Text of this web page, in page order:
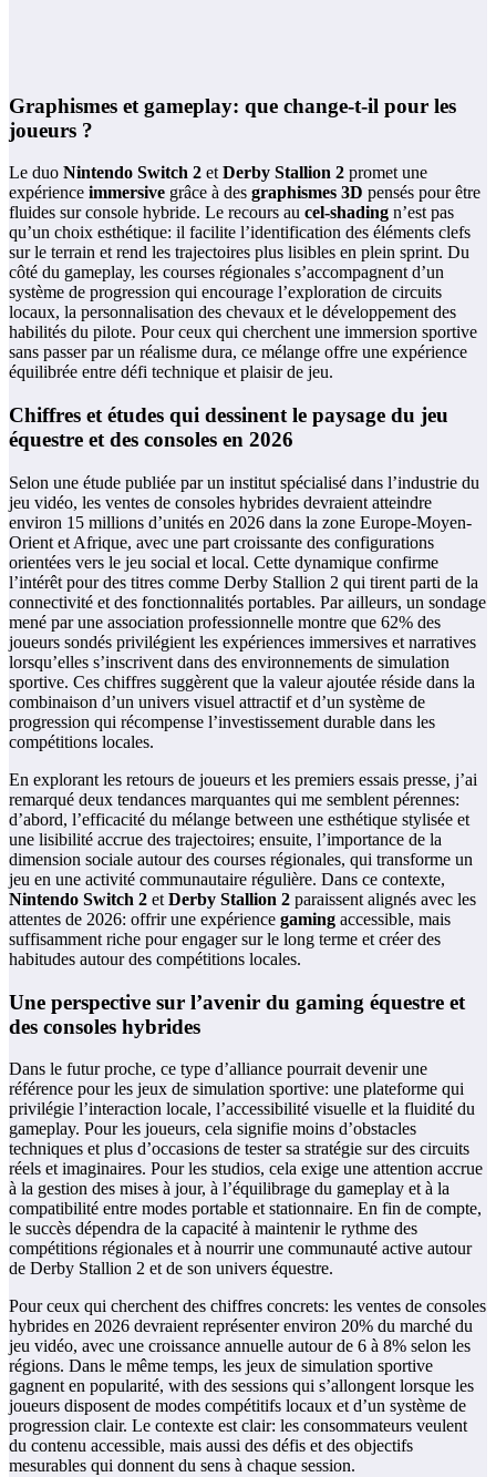
Graphismes et gameplay: que change-t-il pour les
joueurs ?
Le duo Nintendo Switch 2 etDerby Stallion 2 promet une
expérience immersive grâce à des graphismes 3D pensés pour être
fluides sur console hybride. Le recours au cel-shading n’est pas
qu’un choix esthétique: il facilite l’identification des éléments clefs
sur le terrain et rend les trajectoires plus lisibles en plein sprint. Du
côté du gameplay, les courses régionales s’accompagnent d’un
système de progression qui encourage l’exploration de circuits
locaux, la personnalisation des chevaux et le développement des
habilités du pilote. Pour ceux qui cherchent une immersion sportive
sans passer par un réalisme dura, ce mélange offre une expérience
équilibrée entre défi technique et plaisir de jeu.
Chiffres et études qui dessinent le paysage du jeu
équestre et des consoles en 2026
Selon une étude publiée par un institut spécialisé dans l’industrie du
jeu vidéo, les ventes de consoles hybrides devraient atteindre
environ 15 millions d’unités en 2026 dans la zone Europe-Moyen-
Orient et Afrique, avec une part croissante des configurations
orientées vers le jeu social et local. Cette dynamique confirme
l’intérêt pour des titres comme Derby Stallion 2 qui tirent parti de la
connectivité et des fonctionnalités portables. Par ailleurs, un sondage
mené par une association professionnelle montre que 62% des
joueurs sondés privilégient les expériences immersives et narratives
lorsqu’elles s’inscrivent dans des environnements de simulation
sportive. Ces chiffres suggèrent que la valeur ajoutée réside dans la
combinaison d’un univers visuel attractif et d’un système de
progression qui récompense l’investissement durable dans les
compétitions locales.
En explorant les retours de joueurs et les premiers essais presse, j’ai
remarqué deux tendances marquantes qui me semblent pérennes:
d’abord, l’efficacité du mélange between une esthétique stylisée et
une lisibilité accrue des trajectoires; ensuite, l’importance de la
dimension sociale autour des courses régionales, qui transforme un
jeu en une activité communautaire régulière. Dans ce contexte,
Nintendo Switch 2 et Derby Stallion 2 paraissent alignés avec les
attentes de 2026: offrir une expérience gaming accessible, mais
suffisamment riche pour engager sur le long terme et créer des
habitudes autour des compétitions locales.
Une perspective sur l’avenir du gaming équestre et
des consoles hybrides
Dans le futur proche, ce type d’alliance pourrait devenir une
référence pour les jeux de simulation sportive: une plateforme qui
privilégie l’interaction locale, l’accessibilité visuelle et la fluidité du
gameplay. Pour les joueurs, cela signifie moins d’obstacles
techniques et plus d’occasions de tester sa stratégie sur des circuits
réels et imaginaires. Pour les studios, cela exige une attention accrue
à la gestion des mises à jour, à l’équilibrage du gameplay et à la
compatibilité entre modes portable et stationnaire. En fin de compte,
le succès dépendra de la capacité à maintenir le rythme des
compétitions régionales et à nourrir une communauté active autour
de Derby Stallion 2 et de son univers équestre.
Pour ceux qui cherchent des chiffres concrets: les ventes de consoles
hybrides en 2026 devraient représenter environ 20% du marché du
jeu vidéo, avec une croissance annuelle autour de 6 à 8% selon les
régions. Dans le même temps, les jeux de simulation sportive
gagnent en popularité, with des sessions qui s’allongent lorsque les
joueurs disposent de modes compétitifs locaux et d’un système de
progression clair. Le contexte est clair: les consommateurs veulent
du contenu accessible, mais aussi des défis et des objectifs
mesurables qui donnent du sens à chaque session.